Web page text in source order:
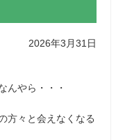
2026年3月31日
んやら・・・
方々と会えなくなる